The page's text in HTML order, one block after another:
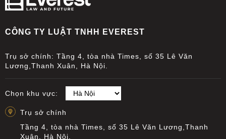
CÔNG TY LUẬT TNHH EVEREST
Trụ sở chính: Tầng 4, tòa nhà Times, số 35 Lê Văn
Lương,Thanh Xuân, Hà Nội.
Chọn khu vực:
Trụ sở chính
Tầng 4, tòa nhà Times, số 35 Lê Văn Lương,Thanh
Xuân, Hà Nội.